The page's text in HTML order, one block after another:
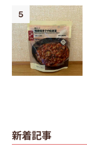
新着記事